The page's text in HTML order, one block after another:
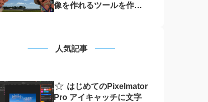
像を作れるツールを作っ
人気記事
☆ はじめてのPixelmator
Pro アイキャッチに文字